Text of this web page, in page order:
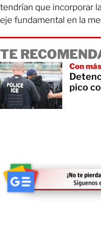
tendrían que incorporar
eje fundamental en la
TE
Con
pico